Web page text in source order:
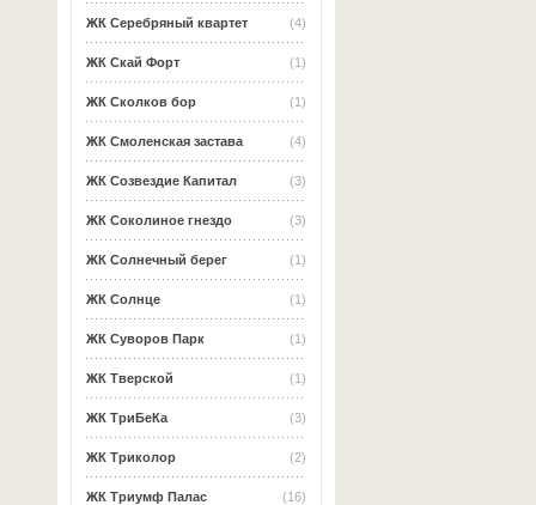
(4)
ЖК Серебряный квартет
(1)
ЖК Скай Форт
(1)
ЖК Сколков бор
(4)
ЖК Смоленская застава
(3)
ЖК Созвездие Капитал
(3)
ЖК Соколиное гнездо
(1)
ЖК Солнечный берег
(1)
ЖК Солнце
(1)
ЖК Суворов Парк
(1)
ЖК Тверской
(3)
ЖК ТриБеКа
(2)
ЖК Триколор
(16)
ЖК Триумф Палас